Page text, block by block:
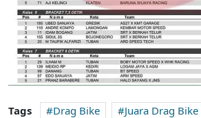
Tags Drag Bike Juara Drag Bike